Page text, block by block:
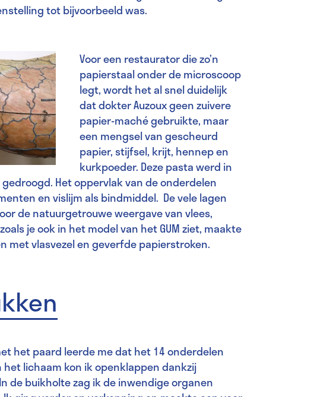
tot bijvoorbeeld was.
Voor een restaurator die zo’n
papierstaal onder de microscoop
legt, wordt het al snel duidelijk
dat dokter Auzoux geen zuivere
papier-maché gebruikte, maar
een mengsel van gescheurd
papier, stijfsel, krijt, hennep en
kurkpoeder. Deze pasta werd in
Het oppervlak van de onderdelen
en vislijm als bindmiddel. De vele lagen
de natuurgetrouwe weergave van vlees,
je ook in het model van het GUM ziet, maakte
met vlasvezel en geverfde papierstroken.
het paard leerde me dat het 14 onderdelen
lichaam kon ik openklappen dankzij
de buikholte zag ik de inwendige organen